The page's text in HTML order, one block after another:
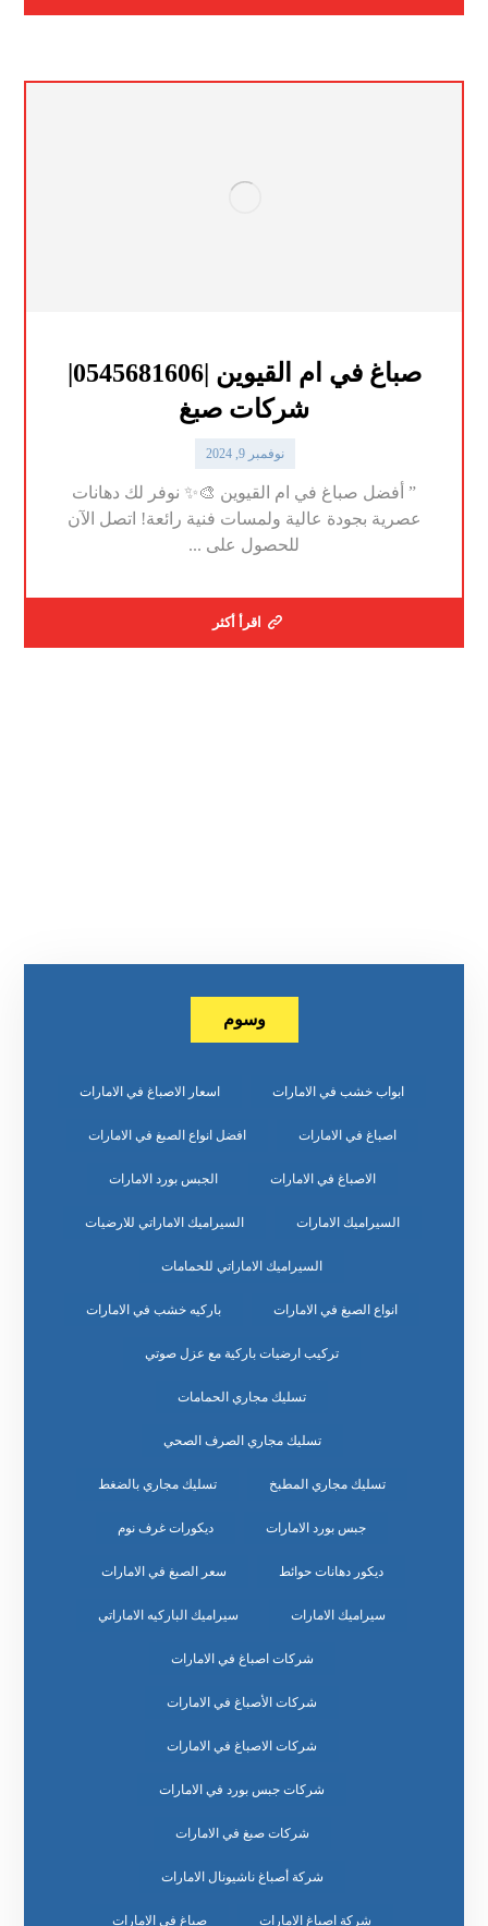
صباغ في ام القيوين |0545681606|
شركات صبغ
نوفمبر 9, 2024
” أفضل صباغ في ام القيوين 🎨✨ نوفر لك دهانات
عصرية بجودة عالية ولمسات فنية رائعة! اتصل الآن
للحصول على ...
اقرأ أكثر
وسوم
ابواب خشب في الامارات اسعار الاصباغ في الامارات
اصباغ في الامارات افضل انواع الصبغ في الامارات
الاصباغ في الامارات الجبس بورد الامارات
السيراميك الامارات السيراميك الاماراتي للارضيات
السيراميك الاماراتي للحمامات
انواع الصبغ في الامارات باركيه خشب في الامارات
تركيب ارضيات باركية مع عزل صوتي
تسليك مجاري الحمامات
تسليك مجاري الصرف الصحي
تسليك مجاري المطبخ تسليك مجاري بالضغط
جبس بورد الامارات ديكورات غرف نوم
ديكور دهانات حوائط سعر الصبغ في الامارات
سيراميك الامارات سيراميك الباركيه الاماراتي
شركات اصباغ في الامارات
شركات الأصباغ في الامارات
شركات الاصباغ في الامارات
شركات جبس بورد في الامارات
شركات صبغ في الامارات
شركة أصباغ ناشيونال الامارات
شركة اصباغ الامارات صباغ في الامارات